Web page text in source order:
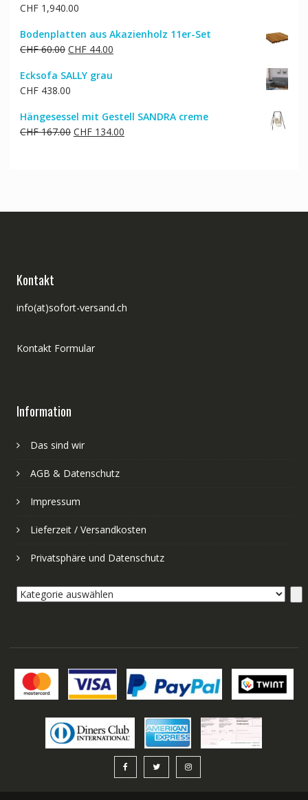
CHF1,940.00
Bodenplatten aus Akazienholz 11er-Set
CHF60.00 Ursprünglicher
war:
CHF 60.00
CHF44.00Aktueller
Ecksofa SALLY grau
CHF438.00
Hängesessel mit Gestell SANDRA creme
CHF167.00 Ursprünglicher
CHF134.00Aktueller
Kontakt
info(at)sofort-versand.ch
Kontakt Formular
Information
Das sind wir
AGB & Datenschutz
Impressum
Lieferzeit / Versandkosten
Privatsphäre und Datenschutz
Kategorie